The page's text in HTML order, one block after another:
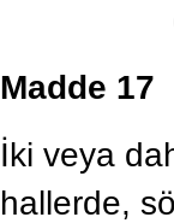
Madde 17
İki veya
hallerde,